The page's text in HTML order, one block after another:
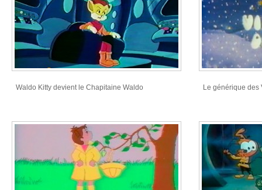
Waldo Kitty devient le Chapitaine Waldo Le générique des